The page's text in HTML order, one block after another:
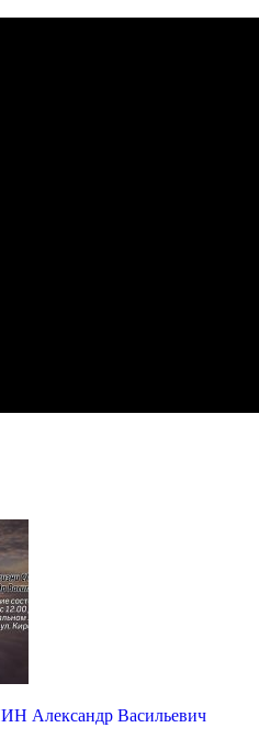
Александр Васильевич